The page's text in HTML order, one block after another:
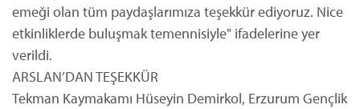
emeği olan tüm paydaşlarımıza teşekkür ediyoruz. Nice
etkinliklerde buluşmak temennisiyle" ifadelerine yer
verildi.
ARSLAN’DAN TEŞEKKÜR
Tekman Kaymakamı Hüseyin Demirkol, Erzurum Gençlik